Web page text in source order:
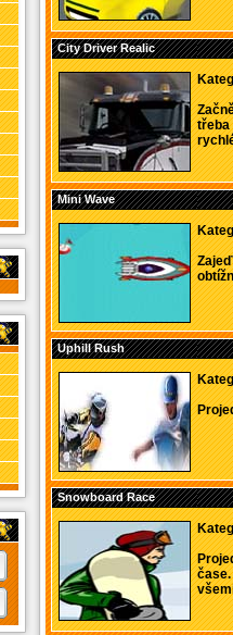
City Driver Realic
třeba
Mini Wave
Uphill Rush
Snowboard Race
čase.